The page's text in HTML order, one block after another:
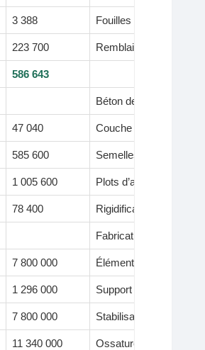
3 388 Fouilles
223 700 Remblai et remise en
586 643
Béton de propreté,
47 040 Couche préparatoire
585 600 Semelles de reprise
1 005 600 Plots d’ancrage des
78 400 Rigidification des
Fabrication et pose
7 800 000 Élément porteur
1 296 000 Support secondaire de
7 800 000 Stabilisation latérale de
11 340 000 Ossature de maintien